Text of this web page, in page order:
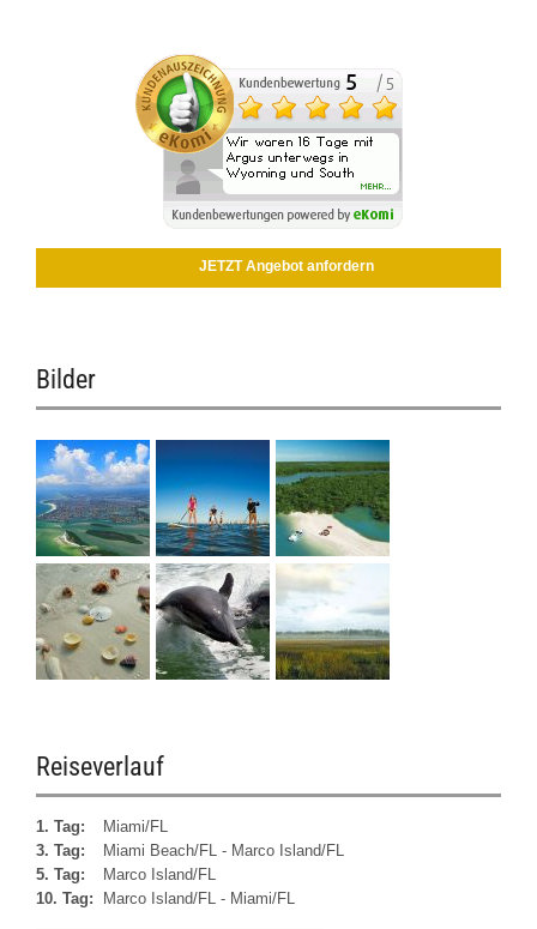
JETZT Angebot anfordern
Bilder
Reiseverlauf
1. Tag:
Miami/FL
3. Tag:
Miami Beach/FL - Marco Island/FL
5. Tag:
Marco Island/FL
10. Tag:
Marco Island/FL - Miami/FL